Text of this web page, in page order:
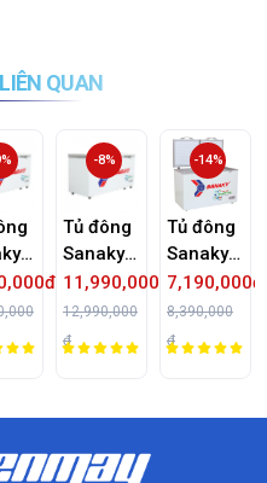
QUAN
Tủ đông
Sanaky
VH-
5699HY
3
11,990,000đ
12,990,000
đ
-8%
Tủ đông
Sanaky
280 lít
inverter
VH-
2899W3
7,190,000đ
8,390,000
đ
-14%